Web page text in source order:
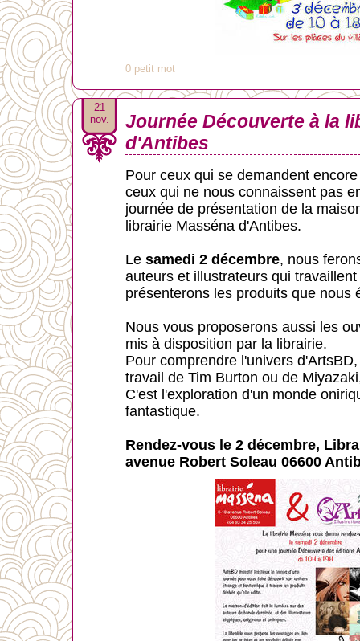
0 petit mot
21
nov.
Journée Découverte à la
d'Antibes
Pour ceux qui se demandent
ceux qui ne nous connaissent pas
journée de présentation de la
librairie Masséna d'Antibes.
Le samedi 2 décembre, nous
auteurs et illustrateurs qui
présenterons les produits que nous
Nous vous proposerons aussi les
mis à disposition par la librairie.
Pour comprendre l'univers
travail de Tim Burton ou de
C'est l'exploration d'un monde
fantastique.
Rendez-vous le 2 décembre,
avenue Robert Soleau 06600